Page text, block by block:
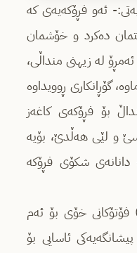
ئەو فڕۆکەیەی کە
دەکرد و خۆشمان
لە زیهنی منداڵی،
گۆڕانکاری ڕوویداوە
بۆ فڕۆکەی کاغەز
و لێی هەڵدێ، بۆیە
شکۆی فڕۆکە
فۆتۆکانی خۆی بۆ ئەم
ئاسایی بۆ